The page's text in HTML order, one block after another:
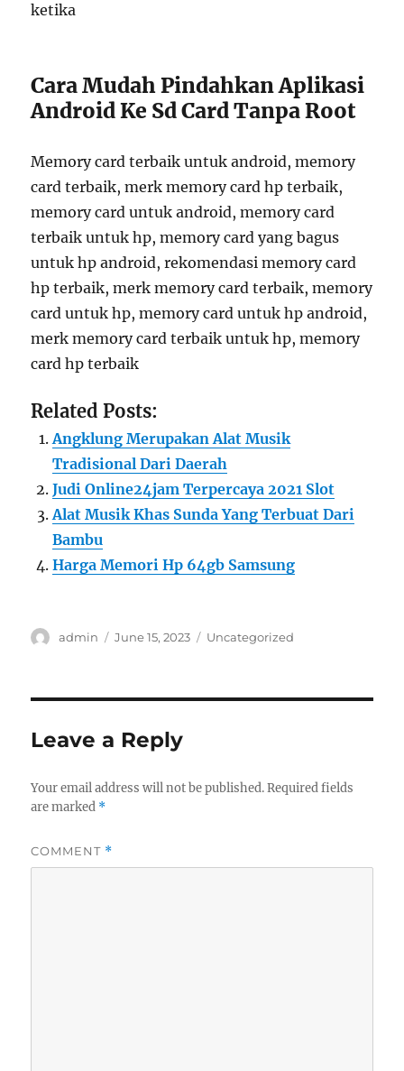
ketika
Cara Mudah Pindahkan Aplikasi
Android Ke Sd Card Tanpa Root
Memory card terbaik untuk android, memory
card terbaik, merk memory card hp terbaik,
memory card untuk android, memory card
terbaik untuk hp, memory card yang bagus
untuk hp android, rekomendasi memory card
hp terbaik, merk memory card terbaik, memory
card untuk hp, memory card untuk hp android,
merk memory card terbaik untuk hp, memory
card hp terbaik
Related Posts:
Angklung Merupakan Alat Musik
Tradisional Dari Daerah
Judi Online24jam Terpercaya 2021 Slot
Alat Musik Khas Sunda Yang Terbuat Dari
Bambu
Harga Memori Hp 64gb Samsung
Author
admin
Posted
June 15, 2023 Categories
Uncategorized
Leave a Reply
Your email address will not be published. Required fields
are marked *
COMMENT *